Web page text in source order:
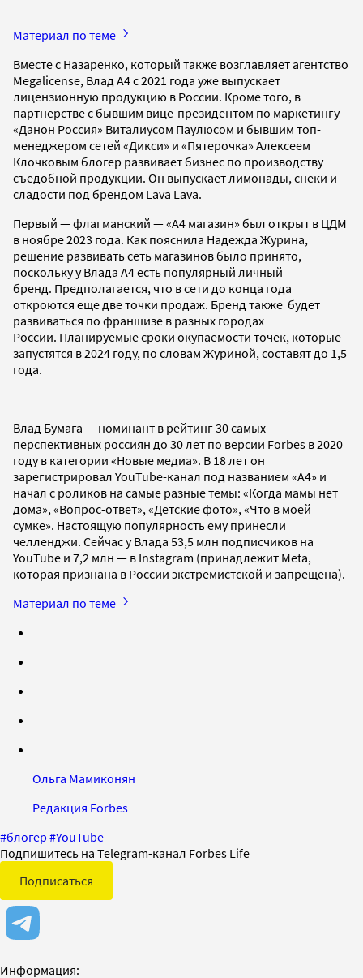
Материал по теме
Вместе с Назаренко, который также возглавляет агентство
Megalicense, Влад А4 с 2021 года уже выпускает
лицензионную продукцию в России. Кроме того, в
партнерстве с бывшим вице-президентом по маркетингу
«Данон Россия» Виталиусом Паулюсом и бывшим топ-
менеджером сетей «Дикси» и «Пятерочка» Алексеем
Клочковым блогер развивает бизнес по производству
съедобной продукции. Он выпускает лимонады, снеки и
сладости под брендом Lava Lava.
Первый — флагманский — «А4 магазин» был открыт в ЦДМ
в ноябре 2023 года. Как пояснила Надежда Журина,
решение развивать сеть магазинов было принято,
поскольку у Влада А4 есть популярный личный
бренд. Предполагается, что в сети до конца года
откроются еще две точки продаж. Бренд также будет
развиваться по франшизе в разных городах
России. Планируемые сроки окупаемости точек, которые
запустятся в 2024 году, по словам Журиной, составят до 1,5
года.
Влад Бумага — номинант в рейтинг 30 самых
перспективных россиян до 30 лет по версии Forbes в 2020
году в категории «Новые медиа». В 18 лет он
зарегистрировал YouTube-канал под названием «А4» и
начал с роликов на самые разные темы: «Когда мамы нет
дома», «Вопрос-ответ», «Детские фото», «Что в моей
сумке». Настоящую популярность ему принесли
челленджи. Сейчас у Влада 53,5 млн подписчиков на
YouTube и 7,2 млн — в Instagram (принадлежит Meta,
которая признана в России экстремистской и запрещена).
Материал по теме
Ольга Мамиконян
Редакция Forbes
#блогер #YouTube
Подпишитесь на Telegram-канал Forbes Life
Подписаться
Информация: